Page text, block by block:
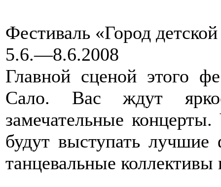
Фестиваль «Город
5.6.—8.6.2008
Главной сценой этого
Сало. Вас ждут
замечательные
будут выступать
танцевальные